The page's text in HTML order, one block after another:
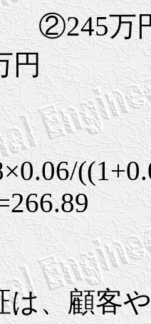
②245
は、顧客